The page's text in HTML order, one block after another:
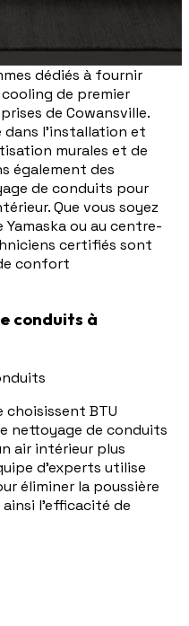
dédiés à fournir
de premier
de Cowansville.
dans l'installation et
murales et de
également des
de conduits pour
Que vous soyez
ou au centre-
certifiés sont
confort
conduits à
choisissent BTU
nettoyage de conduits
air intérieur plus
d'experts utilise
éliminer la poussière
l'efficacité de